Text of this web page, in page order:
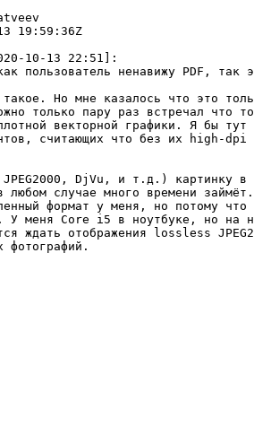
19:59:36Z
10-13 22:51]:
пользователь ненавижу PDF, так
такое. Но мне казалось что это
только пару раз встречал что
векторной графики. Я бы
считающих что без их high-dpi
JPEG2000, DjVu, и т.д.) картинку в
любом случае много времени
формат у меня, но потому что
У меня Core i5 в ноутбуке, но на
ждать отображения lossless